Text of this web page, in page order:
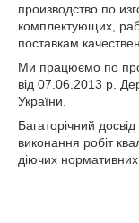
производство по
комплектующих,
поставкам
Ми працюємо по
від 07.06.2013 р.
України.
Багаторічний
виконання робіт
діючих